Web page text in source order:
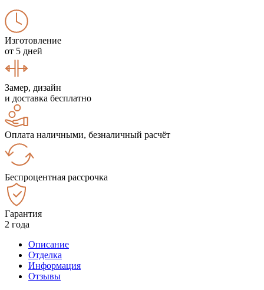
Изготовление
от 5 дней
Замер, дизайн
и доставка бесплатно
Оплата наличными, безналичный расчёт
Беспроцентная рассрочка
Гарантия
2 года
Описание
Отделка
Информация
Отзывы